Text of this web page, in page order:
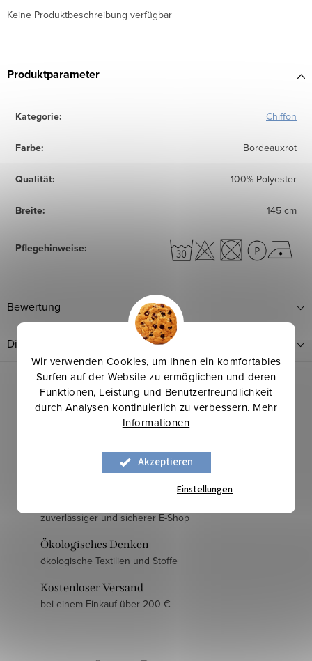
Wir verwenden Cookies, um Ihnen ein komfortables
Surfen auf der Website zu ermöglichen und deren
Funktionen, Leistung und Benutzerfreundlichkeit
durch Analysen kontinuierlich zu verbessern. Mehr
Informationen
Akzeptieren
Einstellungen
Keine Produktbeschreibung verfügbar
Produktparameter
Kategorie: Chiffon
Farbe: Bordeauxrot
Qualität: 100% Polyester
Breite: 145 cm
Pflegehinweise:
Bewertung
Diskussion
Langjährige Erfahrung
mehr als 30 Jahre am Markt
zuverlässiger und sicherer E-Shop
Ökologisches Denken
ökologische Textilien und Stoffe
Kostenloser Versand
bei einem Einkauf über 200 €